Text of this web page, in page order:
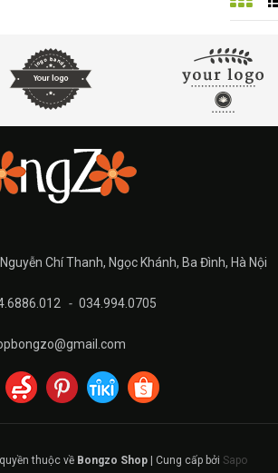
Chí Thanh, Ngọc Khánh, Ba Đình, Hà Nội
- 034.994.0705
thuộc về Bongzo Shop Cung cấp bởi Sapo